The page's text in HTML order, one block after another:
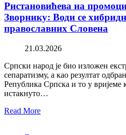
Ристановићева на
Зворнику: Води се
православних Словена
21.03.2026
Српски народ је био изложен
сепаратизму, а као резултат
Република Српска и то у вријеме
истакнуто…
Read More